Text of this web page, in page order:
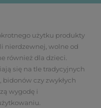
użytku produkty
nierdzewnej, wolne od
również dla dzieci.
się na tle tradycyjnych
czy zwykłych
wygodę i